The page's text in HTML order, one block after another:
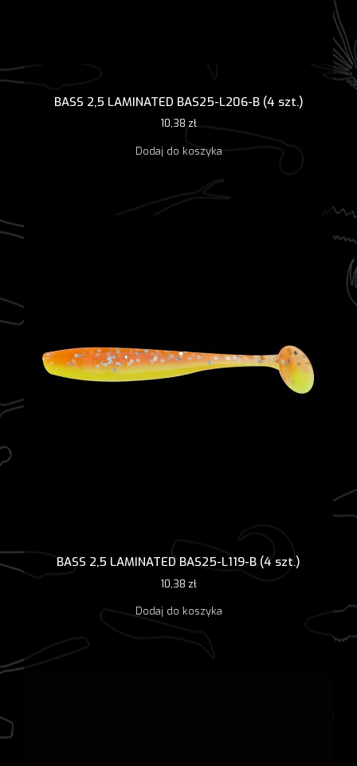
BASS 2,5 LAMINATED BAS25-L206-B (4 szt.)
10,38 zł
Dodaj do koszyka
BASS 2,5 LAMINATED BAS25-L119-B (4 szt.)
10,38 zł
Dodaj do koszyka